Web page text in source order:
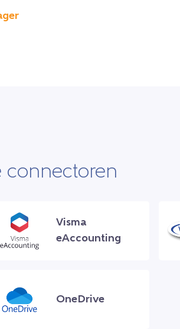
connectoren
Visma
eAccounting
OneDrive